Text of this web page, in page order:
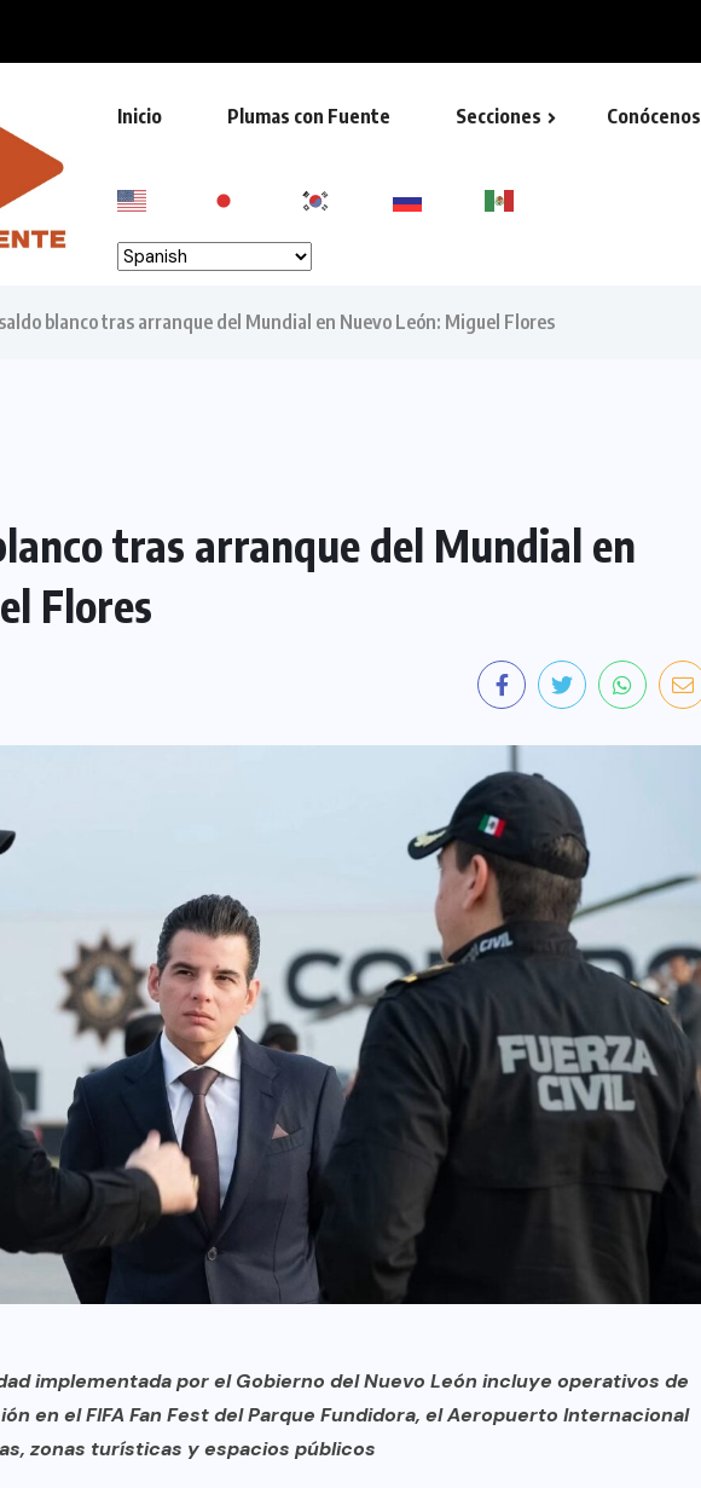
Inicio Plumas con Fuente Secciones Conócenos
blanco tras arranque del Mundial en Nuevo León: Miguel Flores
tras arranque del Mundial en
Flores
implementada por el Gobierno del Nuevo León incluye operativos de
en el FIFA Fan Fest del Parque Fundidora, el Aeropuerto Internacional
zonas turísticas y espacios públicos